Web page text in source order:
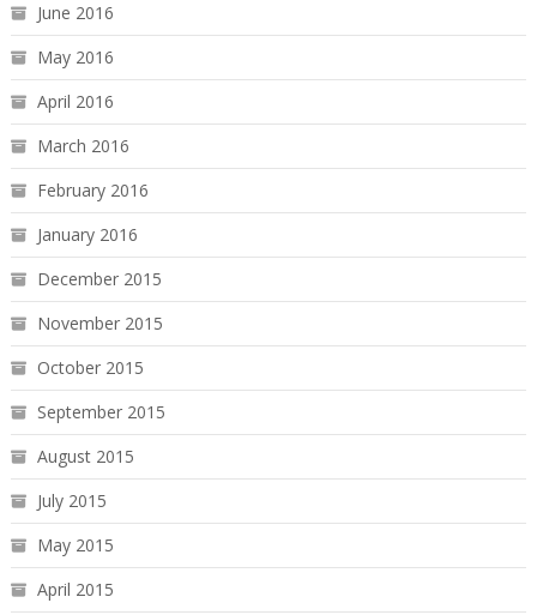
June 2016
May 2016
April 2016
March 2016
February 2016
January 2016
December 2015
November 2015
October 2015
September 2015
August 2015
July 2015
May 2015
April 2015